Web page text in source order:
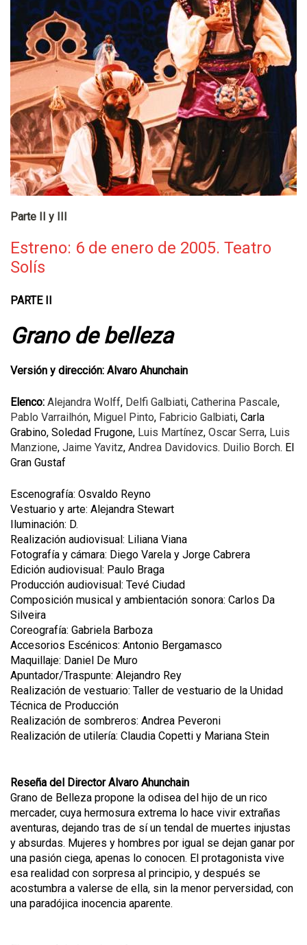
Parte II y III
Estreno: 6 de enero de 2005. Teatro
Solís
PARTE II
Grano de belleza
Versión y dirección: Alvaro Ahunchain
Elenco: Alejandra Wolff, Delfi Galbiati, Catherina Pascale,
Pablo Varrailhón, Miguel Pinto, Fabricio Galbiati, Carla
Grabino, Soledad Frugone, Luis Martínez, Oscar Serra, Luis
Manzione, Jaime Yavitz, Andrea Davidovics. Duilio Borch. El
Gran Gustaf
Escenografía: Osvaldo Reyno
Vestuario y arte: Alejandra Stewart
Iluminación: D.
Realización audiovisual: Liliana Viana
Fotografía y cámara: Diego Varela y Jorge Cabrera
Edición audiovisual: Paulo Braga
Producción audiovisual: Tevé Ciudad
Composición musical y ambientación sonora: Carlos Da
Silveira
Coreografía: Gabriela Barboza
Accesorios Escénicos: Antonio Bergamasco
Maquillaje: Daniel De Muro
Apuntador/Traspunte: Alejandro Rey
Realización de vestuario: Taller de vestuario de la Unidad
Técnica de Producción
Realización de sombreros: Andrea Peveroni
Realización de utilería: Claudia Copetti y Mariana Stein
Reseña del Director Alvaro Ahunchain
Grano de Belleza propone la odisea del hijo de un rico
mercader, cuya hermosura extrema lo hace vivir extrañas
aventuras, dejando tras de sí un tendal de muertes injustas
y absurdas. Mujeres y hombres por igual se dejan ganar por
una pasión ciega, apenas lo conocen. El protagonista vive
esa realidad con sorpresa al principio, y después se
acostumbra a valerse de ella, sin la menor perversidad, con
una paradójica inocencia aparente.